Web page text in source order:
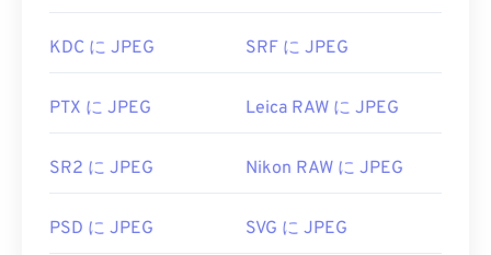
KDC に JPEG SRF に JPEG
PTX に JPEG Leica RAW に JPEG
SR2 に JPEG Nikon RAW に JPEG
PSD に JPEG SVG に JPEG